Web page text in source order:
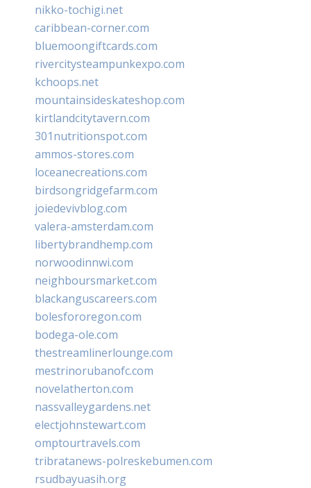
nikko-tochigi.net
caribbean-corner.com
bluemoongiftcards.com
rivercitysteampunkexpo.com
kchoops.net
mountainsideskateshop.com
kirtlandcitytavern.com
301nutritionspot.com
ammos-stores.com
loceanecreations.com
birdsongridgefarm.com
joiedevivblog.com
valera-amsterdam.com
libertybrandhemp.com
norwoodinnwi.com
neighboursmarket.com
blackanguscareers.com
bolesfororegon.com
bodega-ole.com
thestreamlinerlounge.com
mestrinorubanofc.com
novelatherton.com
nassvalleygardens.net
electjohnstewart.com
omptourtravels.com
tribratanews-polreskebumen.com
rsudbayuasih.org